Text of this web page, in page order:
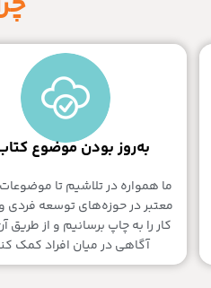
به‌روز بودن موضوع
ما همواره در تلاشیم تا
معتبر در حوزه‌های توسعه
کار را به چاپ برسانیم و از طریق
آگاهی در میان افراد کمک